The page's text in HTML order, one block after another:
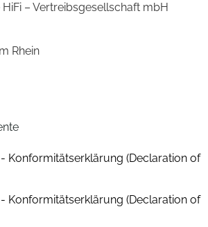
ja
– Vertreibsgesellschaft mbH
Rhein
Konformitätserklärung (Declaration of
Konformitätserklärung (Declaration of